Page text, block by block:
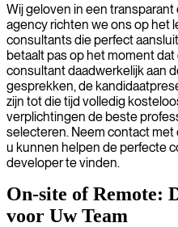
Wij geloven in een
agency richten we ons op het
consultants die perfect
betaalt pas op het moment
consultant daadwerkelijk aan
gesprekken, de
zijn tot die tijd volledig
verplichtingen de beste
selecteren. Neem contact
u kunnen helpen de perfecte
developer te vinden.
On-site of Remote:
voor Uw Team